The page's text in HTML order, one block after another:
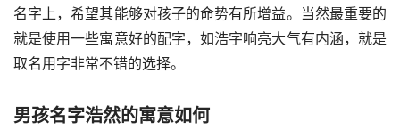
名字上，希望其能够对孩子的命势有所增益。当然最重要的
就是使用一些寓意好的配字，如浩字响亮大气有内涵，就是
取名用字非常不错的选择。
男孩名字浩然的寓意如何